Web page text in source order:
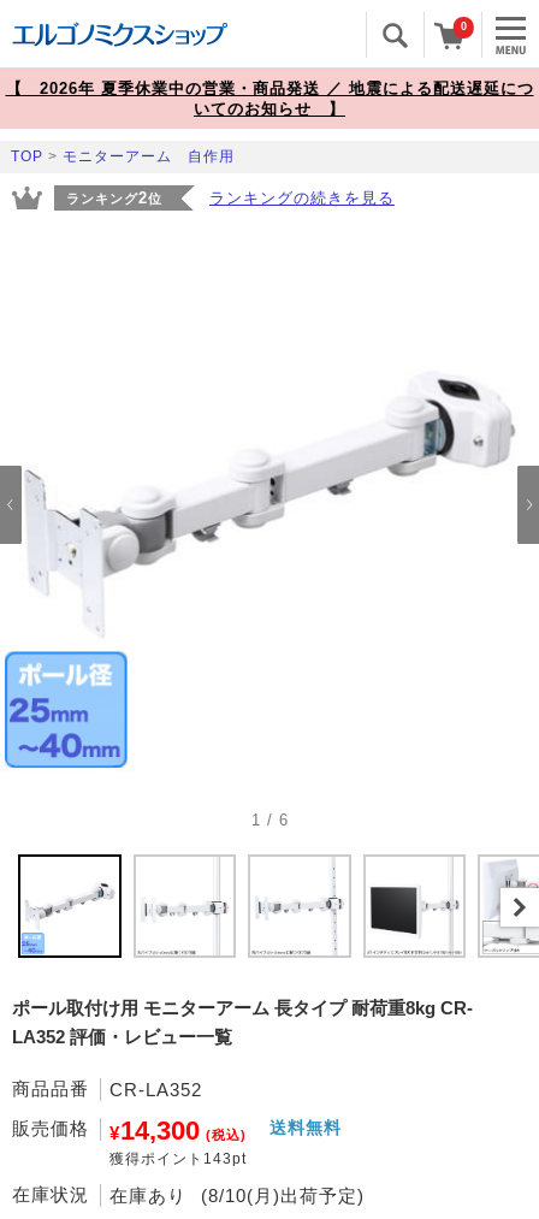
0
【 2026年 夏季休業中の営業・商品発送 ／ 地震による配送遅延につ
いてのお知らせ 】
TOP > モニターアーム 自作用
ランキング2位 ランキングの続きを見る
1 / 6
ポール取付け用 モニターアーム 長タイプ 耐荷重8kg CR-
LA352 評価・レビュー一覧
商品品番
CR-LA352
販売価格
¥14,300 (税込)
獲得ポイント143pt
送料無料
在庫状況 在庫あり (8/10(月)出荷予定)